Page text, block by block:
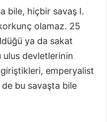
bile, hiçbir savaş I.
olamaz. 25
ya da sakat
ulus devletlerinin
giriştikleri, emperyalist
bu savaşta bile